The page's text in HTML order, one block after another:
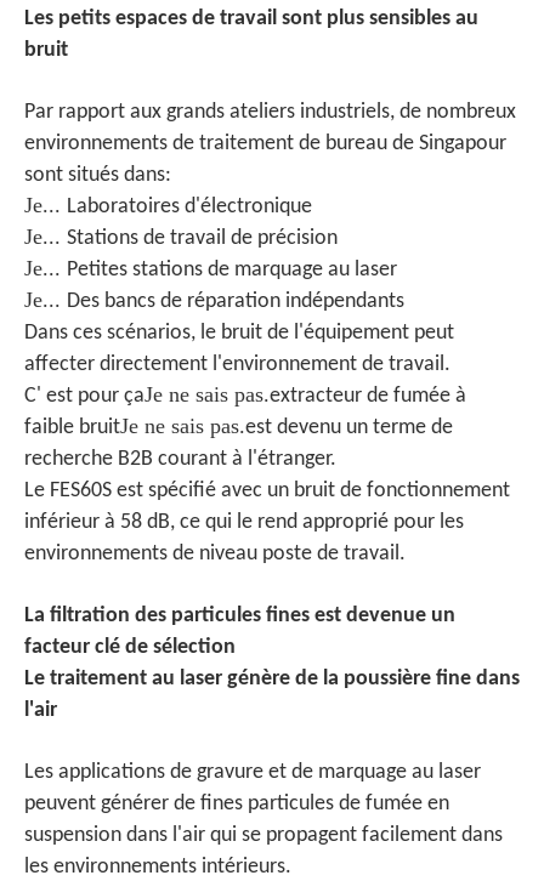
Les petits espaces de travail sont plus sensibles au
bruit
Par rapport aux grands ateliers industriels, de nombreux
environnements de traitement de bureau de Singapour
sont situés dans:
Je... Laboratoires d'électronique
Je... Stations de travail de précision
Je... Petites stations de marquage au laser
Je... Des bancs de réparation indépendants
Dans ces scénarios, le bruit de l'équipement peut
affecter directement l'environnement de travail.
C' est pour çaJe ne sais pas.extracteur de fumée à
faible bruitJe ne sais pas.est devenu un terme de
recherche B2B courant à l'étranger.
Le FES60S est spécifié avec un bruit de fonctionnement
inférieur à 58 dB, ce qui le rend approprié pour les
environnements de niveau poste de travail.
La filtration des particules fines est devenue un
facteur clé de sélection
Le traitement au laser génère de la poussière fine dans
l'air
Les applications de gravure et de marquage au laser
peuvent générer de fines particules de fumée en
suspension dans l'air qui se propagent facilement dans
les environnements intérieurs.